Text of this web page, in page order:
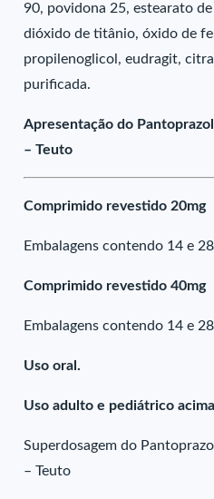
90, povidona 25, estearato
dióxido de titânio, óxido de
propilenoglicol, eudragit,
purificada.
Apresentação do
– Teuto
Comprimido revestido 20mg
Embalagens contendo 14 e
Comprimido revestido 40mg
Embalagens contendo 14 e
Uso oral.
Uso adulto e pediátrico
Superdosagem do
– Teuto